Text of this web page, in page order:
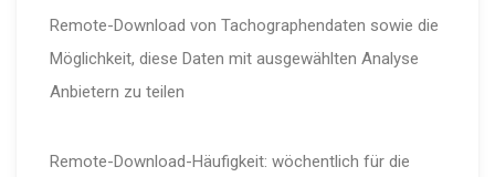
Remote-Download von Tachographendaten sowie die
Möglichkeit, diese Daten mit ausgewählten Analyse
Anbietern zu teilen
Remote-Download-Häufigkeit: wöchentlich für die